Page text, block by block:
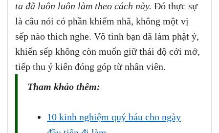
ta đã luôn luôn làm theo cách này. Đó thực sự
là câu nói có phần khiếm nhã, không một vị
sếp nào thích nghe. Vô tình bạn đã làm phật ý,
khiến sếp không còn muốn giữ thái độ cởi mở,
tiếp thu ý kiến đóng góp từ nhân viên.
Tham khảo thêm:
10 kinh nghiệm quý báu cho ngày